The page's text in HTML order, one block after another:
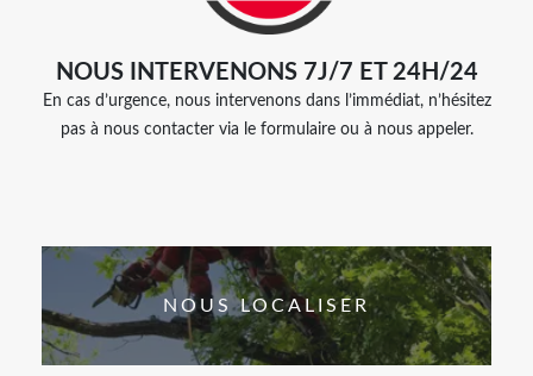
NOUS INTERVENONS 7J/7 ET 24H/24
En cas d’urgence, nous intervenons dans l’immédiat, n’hésitez
pas à nous contacter via le formulaire ou à nous appeler.
NOUS LOCALISER